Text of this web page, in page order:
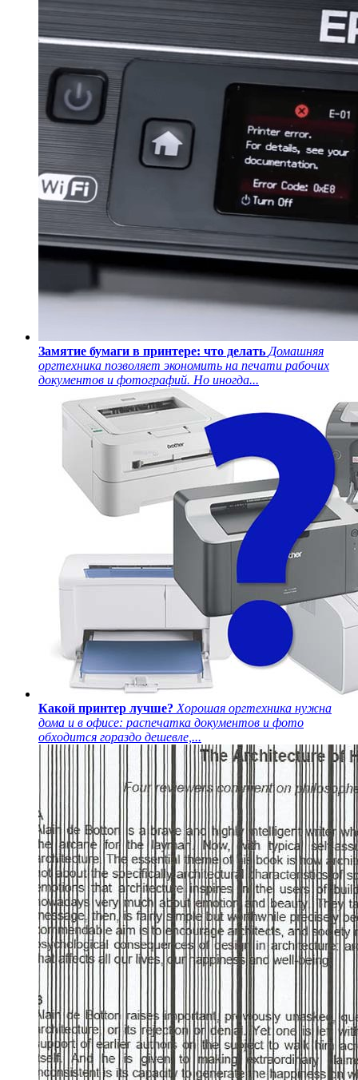
Замятие бумаги в принтере: что делать Домашняя
оргтехника позволяет экономить на печати рабочих
документов и фотографий. Но иногда...
Какой принтер лучше? Хорошая оргтехника нужна
дома и в офисе: распечатка документов и фото
обходится гораздо дешевле,...